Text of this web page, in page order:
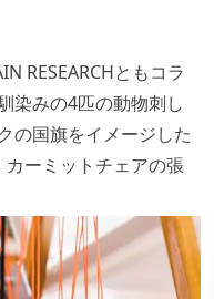
RESEARCHともコラ
染みの4匹の動物刺し
の国旗をイメージした
ーミットチェアの張